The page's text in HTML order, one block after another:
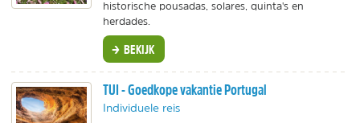
historische pousadas, solares, quinta's en
herdades.
BEKIJK
TUI - Goedkope vakantie Portugal
Individuele reis